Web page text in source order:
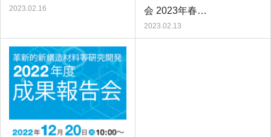
2023.02.16
会 2023年春…
2023.02.13